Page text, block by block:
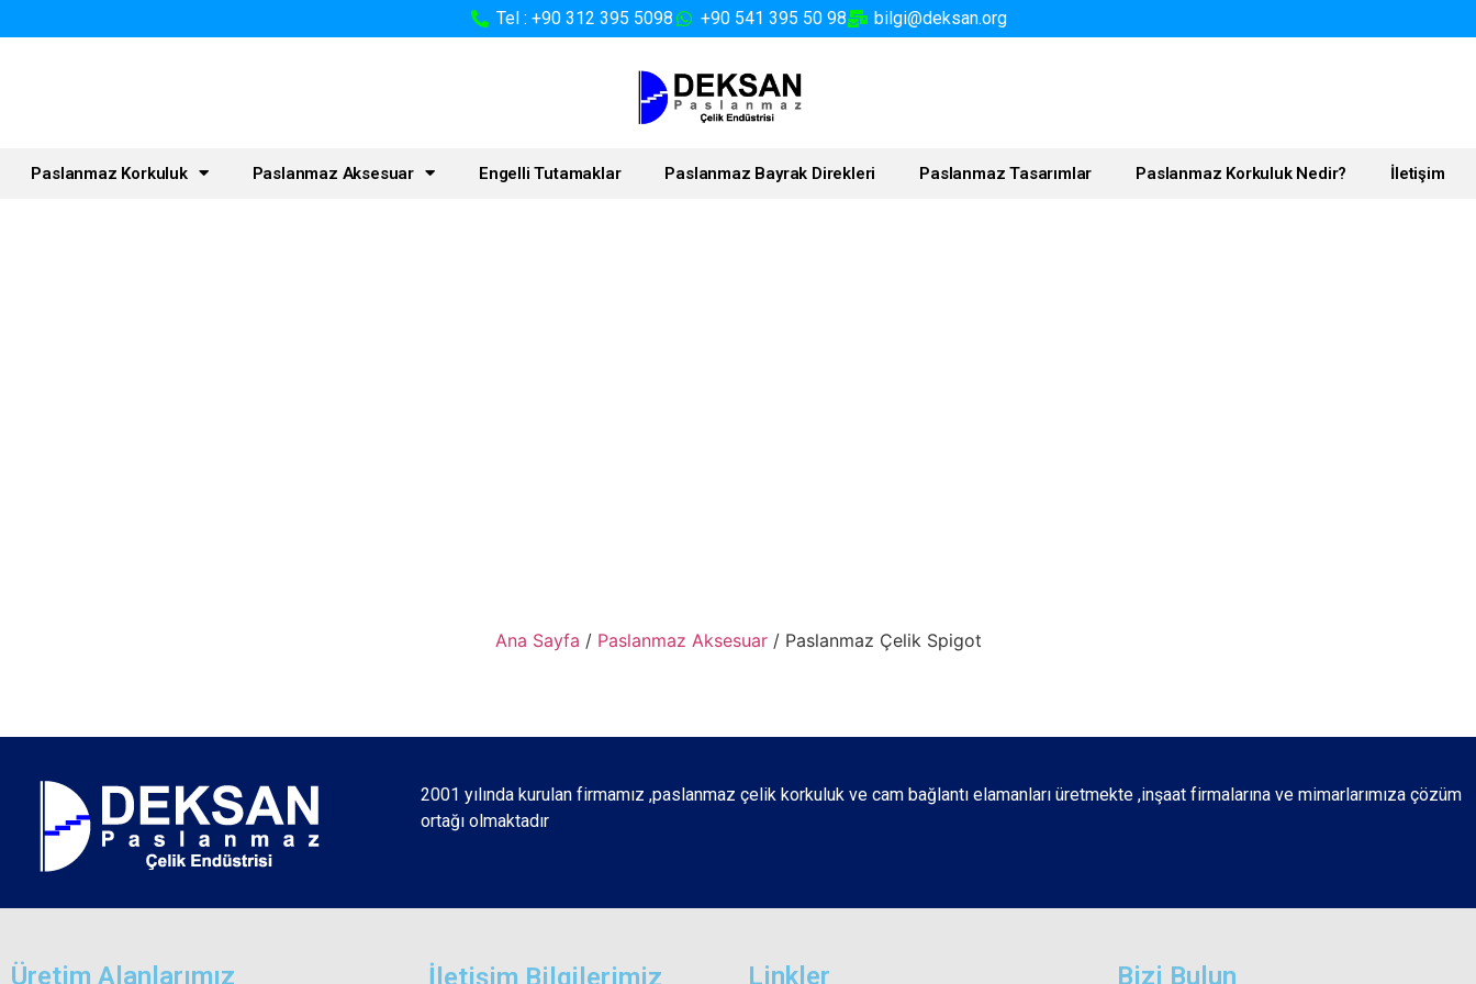
Tel : +90 312 395 5098 +90 541 395 50 98 bilgi@deksan.org
Paslanmaz Korkuluk Paslanmaz Aksesuar Engelli Tutamaklar Paslanmaz Bayrak Direkleri Paslanmaz Tasarımlar Paslanmaz Korkuluk Nedir? İletişim
Ana Sayfa / Paslanmaz Aksesuar/ Paslanmaz Çelik Spigot
2001 yılında kurulan firmamız ,paslanmaz çelik korkuluk ve cam bağlantı elamanları üretmekte ,inşaat firmalarına ve mimarlarımıza çözüm
ortağı olmaktadır
Üretim Alanlarımız İletişim Bilgilerimiz Linkler Bizi Bulun